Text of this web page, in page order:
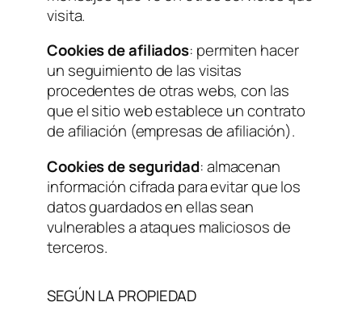
visita.
Cookies de afiliados: permiten hacer
un seguimiento de las visitas
procedentes de otras webs, con las
que el sitio web establece un contrato
de afiliación (empresas de afiliación).
Cookies de seguridad: almacenan
información cifrada para evitar que los
datos guardados en ellas sean
vulnerables a ataques maliciosos de
terceros.
SEGÚN LA PROPIEDAD